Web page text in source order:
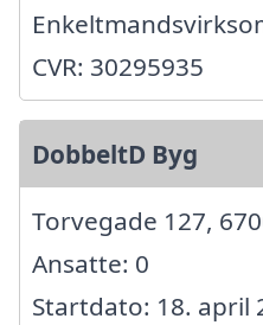
CVR: 30295935
DobbeltD Byg
Torvegade 127,
Ansatte: 0
Startdato: 18. april